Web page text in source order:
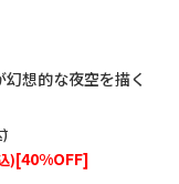
想的な夜空を描く
[40%OFF]